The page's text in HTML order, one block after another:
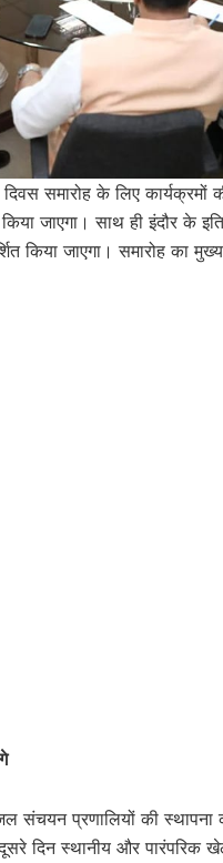
समारोह के लिए
जाएगा। साथ ही इंदौर के
किया जाएगा। समारोह का
संचयन प्रणालियों की स्थापना
दिन स्थानीय और पारंपरिक